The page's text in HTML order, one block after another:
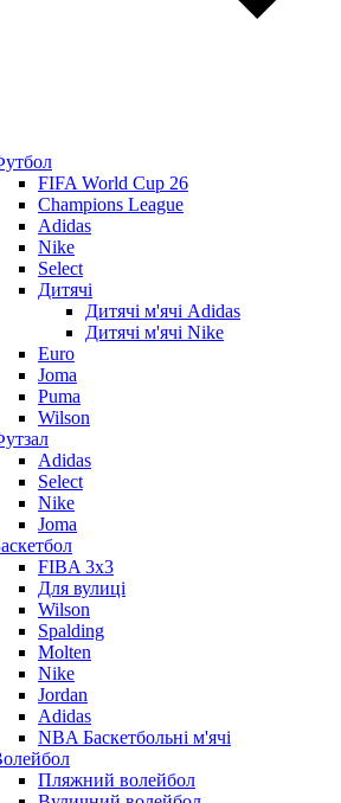
FIFA World Cup 26
Champions League
Adidas
Nike
Select
Дитячі
Дитячі м'ячі Adidas
Дитячі м'ячі Nike
Euro
Joma
Puma
Wilson
Adidas
Select
Nike
Joma
FIBA 3x3
Для вулиці
Wilson
Spalding
Molten
Nike
Jordan
Adidas
NBA Баскетбольні м'ячі
Пляжний волейбол